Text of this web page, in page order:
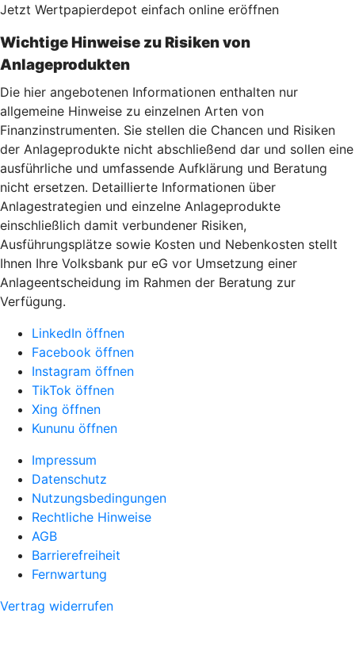
Jetzt Wertpapierdepot einfach online eröffnen
Wichtige Hinweise zu Risiken von
Anlageprodukten
Die hier angebotenen Informationen enthalten nur
allgemeine Hinweise zu einzelnen Arten von
Finanzinstrumenten. Sie stellen die Chancen und Risiken
der Anlageprodukte nicht abschließend dar und sollen eine
ausführliche und umfassende Aufklärung und Beratung
nicht ersetzen. Detaillierte Informationen über
Anlagestrategien und einzelne Anlageprodukte
einschließlich damit verbundener Risiken,
Ausführungsplätze sowie Kosten und Nebenkosten stellt
Ihnen Ihre Volksbank pur eG vor Umsetzung einer
Anlageentscheidung im Rahmen der Beratung zur
Verfügung.
LinkedIn öffnen
Facebook öffnen
Instagram öffnen
TikTok öffnen
Xing öffnen
Kununu öffnen
Impressum
Datenschutz
Nutzungsbedingungen
Rechtliche Hinweise
AGB
Barrierefreiheit
Fernwartung
Vertrag widerrufen